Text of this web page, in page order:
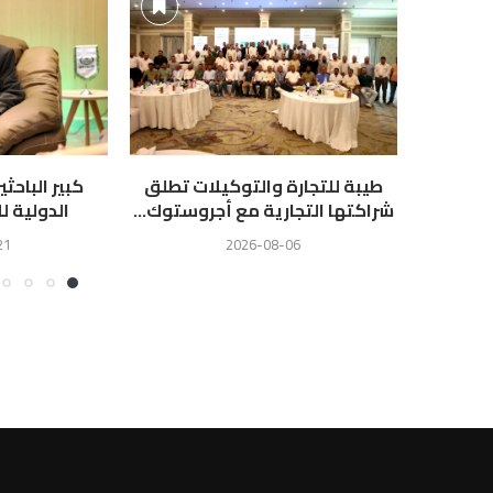
طيبة للتجارة والتوكيلات تطلق
شراكتها التجارية مع أجروستوك...
2026-08-06
كبير
الدولية